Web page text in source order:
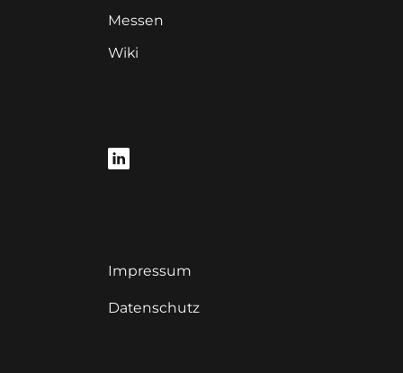
Messen
Wiki
Impressum
Datenschutz